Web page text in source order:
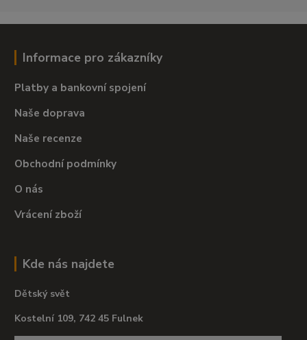
Informace pro zákazníky
Platby a bankovní spojení
Naše doprava
Naše recenze
Obchodní podmínky
O nás
Vrácení zboží
Kde nás najdete
Dětský svět
Kostelní 109, 742 45 Fulnek